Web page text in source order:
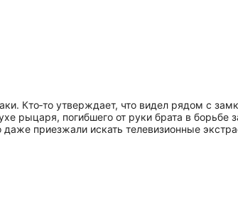
Кто‑то утверждает, что видел рядом с
погибшего от руки брата в борьбе
приезжали искать телевизионные